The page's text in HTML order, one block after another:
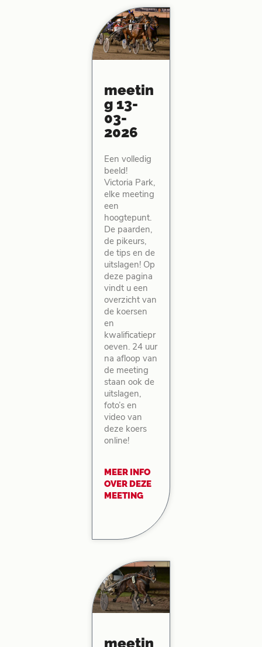
meetin
g 13-
03-
2026
Een volledig
beeld!
Victoria Park,
elke meeting
een
hoogtepunt.
De paarden,
de pikeurs,
de tips en de
uitslagen! Op
deze pagina
vindt u een
overzicht van
de koersen
en
kwalificatiepr
oeven. 24 uur
na afloop van
de meeting
staan ook de
uitslagen,
foto’s en
video van
deze koers
online!
MEER INFO
OVER DEZE
MEETING
meetin